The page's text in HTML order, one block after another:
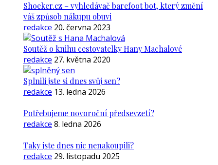
Shoeker.cz – vyhledávač barefoot bot, který změní
váš způsob nákupu obuvi
redakce 20. června 2023
Soutěž o knihu cestovatelky Hany Machalové
redakce 27. května 2020
Splnili jste si dnes svůj sen?
redakce 13. ledna 2026
Potřebujeme novoroční předsevzetí?
redakce 8. ledna 2026
Taky jste dnes nic nenakoupili?
redakce 29. listopadu 2025